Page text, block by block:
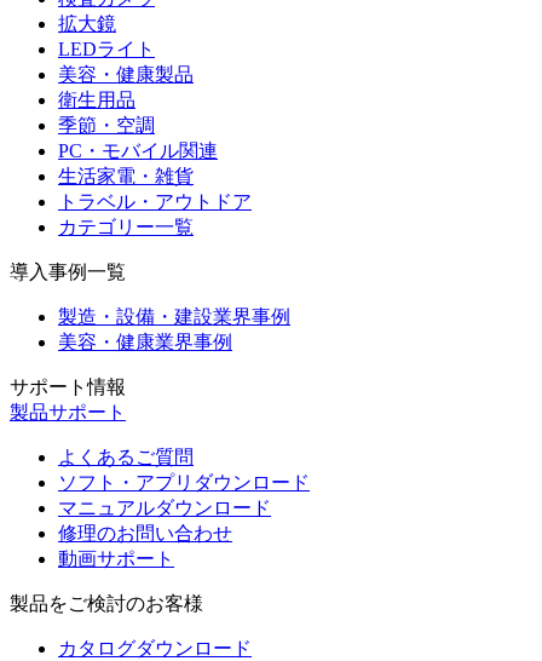
拡大鏡
LEDライト
美容・健康製品
衛生用品
季節・空調
PC・モバイル関連
生活家電・雑貨
トラベル・アウトドア
カテゴリー一覧
導入事例一覧
製造・設備・建設業界事例
美容・健康業界事例
サポート情報
製品サポート
よくあるご質問
ソフト・アプリダウンロード
マニュアルダウンロード
修理のお問い合わせ
動画サポート
製品をご検討のお客様
カタログダウンロード